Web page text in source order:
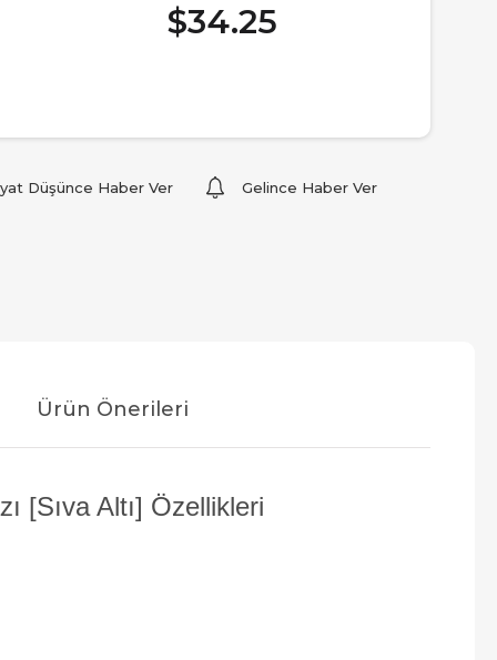
$34.25
Düşünce Haber Ver Gelince Haber Ver
Ürün Önerileri
[Sıva Altı] Özellikleri